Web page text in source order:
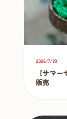
2026/7/23
【サマ
販売